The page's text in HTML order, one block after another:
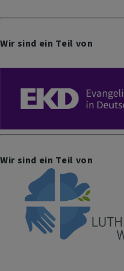
Wir sind ein Teil von
Wir sind ein Teil von